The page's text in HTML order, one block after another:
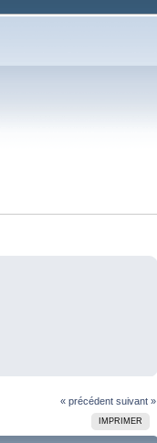
« précédent suivant »
IMPRIMER